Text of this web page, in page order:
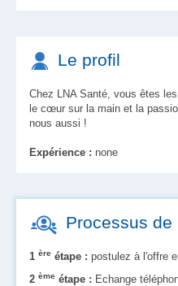
Le profil
Chez LNA Santé, vous êtes
le cœur sur la main et la
nous aussi !
Expérience : none
Processus de
1 ère étape : postulez à l'offre
2 ème étape : Echange